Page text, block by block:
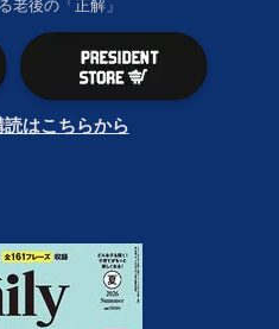
老後の「正解」
はこちらから